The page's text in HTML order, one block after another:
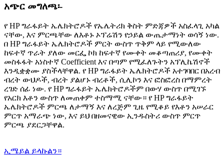
አጭር መግለጫ፡-
የ HP ግራፋይት ኤሌክትሮዶች የኤሌትሪክ ቅስት ምድጃዎች አስፈላጊ አካል
ናቸው, እና ምርጫቸው ለእቶኑ ኦፕሬሽን የኃይል ውጤታማነት ወሳኝ ነው.
በ HP ግራፋይት ኤሌክትሮዶች ምርት ውስጥ ጥቅም ላይ የሚውለው
ከፍተኛ ጥራት ያለው መርፌ ኮክ ከፍተኛ የሙቀት መቆጣጠሪያ, የሙቀት
መስፋፋት አነስተኛ Coefficient እና በጣም የሚፈለጉትን አፕሊኬሽኖች
እንዲቋቋሙ ያስችላቸዋል. የ HP ግራፋይት ኤሌክትሮዶች አተገባበር በአረብ
ብረት ውህዶች, ብረት ያልሆኑ ብረቶች, ሲሊኮን እና ፎስፎረስ በማምረት
ረገድ ሰፊ ነው. የ HP ግራፋይት ኤሌክትሮዶችም በውሃ ውስጥ በሚገኙ
የአርክ እቶን ውስጥ ለመጠቀም ተስማሚ ናቸው። የ HP ግራፋይት
ኤሌክትሮዶች ምርጫ ለታማኝ እና ለረጅም ጊዜ የሚቆይ የእቶን አሠራር
ምርጥ አማራጭ ነው, እና ይህ በዘመናዊው ኢንዱስትሪ ውስጥ ምርጥ
ምርጫ ያደርጋቸዋል.
ኢሜይል ይላኩልን።